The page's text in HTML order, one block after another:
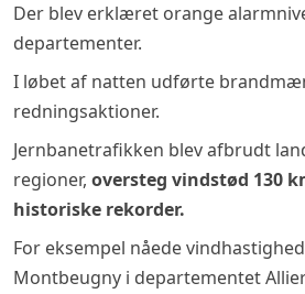
Der blev erklæret orange
departementer.
I løbet af natten udførte
redningsaktioner.
Jernbanetrafikken blev afbrudt
regioner, oversteg vindstød 130
historiske rekorder.
For eksempel nåede
Montbeugny i departementet